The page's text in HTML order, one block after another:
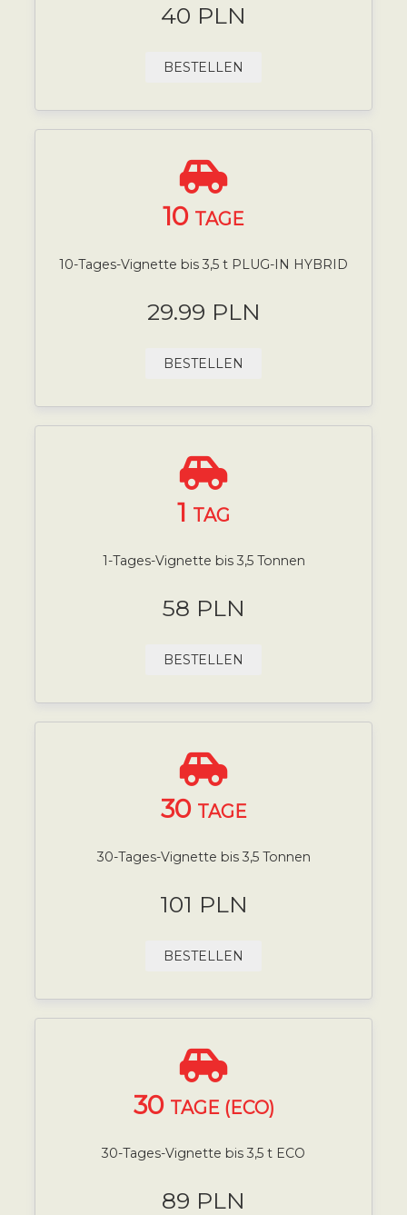
40 PLN
BESTELLEN
10 TAGE
10-Tages-Vignette bis 3,5 t PLUG-IN HYBRID
29.99 PLN
BESTELLEN
1 TAG
1-Tages-Vignette bis 3,5 Tonnen
58 PLN
BESTELLEN
30 TAGE
30-Tages-Vignette bis 3,5 Tonnen
101 PLN
BESTELLEN
30 TAGE (ECO)
30-Tages-Vignette bis 3,5 t ECO
89 PLN